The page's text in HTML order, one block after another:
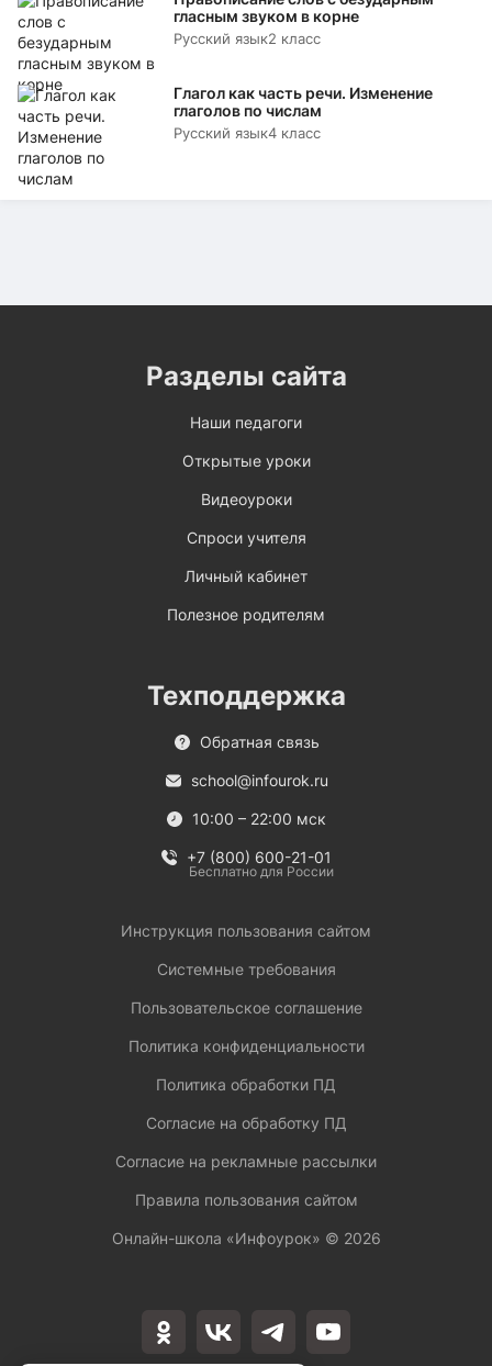
гласным звуком в корне
Русский язык2 класс
Глагол как часть речи. Изменение
глаголов по числам
Русский язык4 класс
Разделы сайта
Наши педагоги
Открытые уроки
Видеоуроки
Спроси учителя
Личный кабинет
Полезное родителям
Техподдержка
Обратная связь
school@infourok.ru
10:00 – 22:00 мск
+7 (800) 600-21-01
Бесплатно для России
Инструкция пользования сайтом
Системные требования
Пользовательское соглашение
Политика конфиденциальности
Политика обработки ПД
Согласие на обработку ПД
Согласие на рекламные рассылки
Правила пользования сайтом
Онлайн-школа «Инфоурок» © 2026